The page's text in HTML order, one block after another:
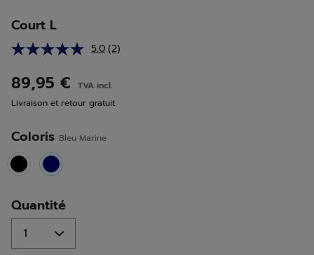
Court L
5.0 Lire
Lien
sur
la
(2)
89,95 €
TVA incl.
Livraison et retour gratuit
Coloris Bleu Marine
selected
Quantité